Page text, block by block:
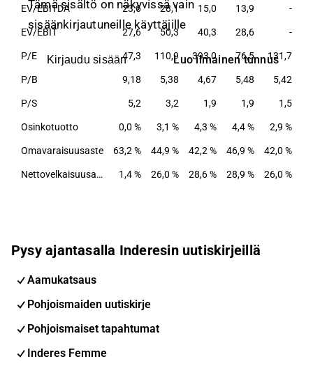
EV/EBITDA 23,6 28,1 15,0 13,9 -
EV/EBIT 27,6 50,3 40,3 28,6 -
P/E 47,3 110,9 393,0 76,5 131,7
P/B 9,18 5,38 4,67 5,48 5,42
P/S 5,2 3,2 1,9 1,9 1,5
Osinkotuotto 0,0 % 3,1 % 4,3 % 4,4 % 2,9 %
Omavaraisuusaste 63,2 % 44,9 % 42,2 % 46,9 % 42,0 %
Nettovelkaisuusaste 1,4 % 26,0 % 28,6 % 28,9 % 26,0 %
Tämä sisältö on näkyvissä vain
sisäänkirjautuneille käyttäjille
Kirjaudu sisään Luo ilmainen tunnus
Pysy ajantasalla Inderesin uutiskirjeillä
Aamukatsaus
Pohjoismaiden uutiskirje
Pohjoismaiset tapahtumat
Inderes Femme